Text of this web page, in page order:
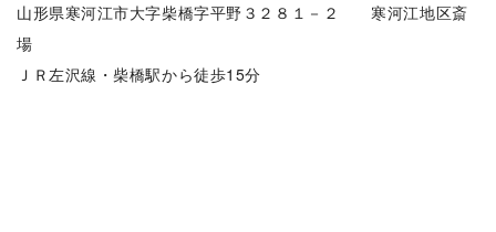
山形県寒河江市大字柴橋字平野３２８１－２ 寒河江地区斎
場
ＪＲ左沢線・柴橋駅から徒歩15分